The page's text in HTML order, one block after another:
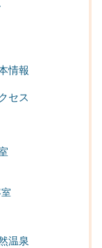
情報
セス
温泉